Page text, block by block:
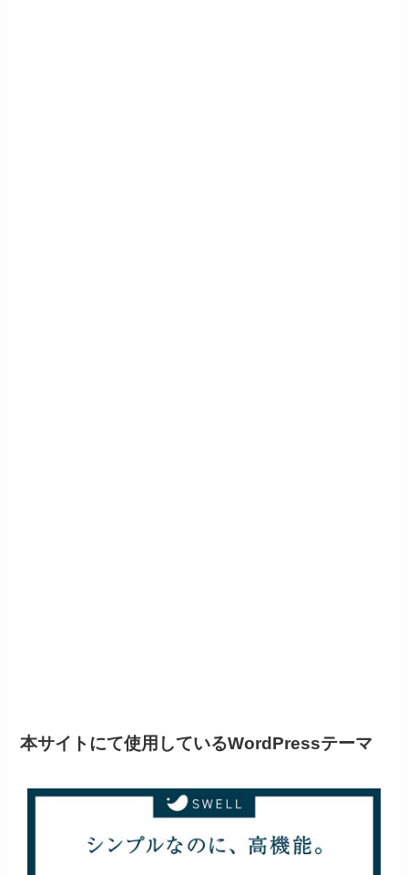
本サイトにて使用しているWordPressテーマ